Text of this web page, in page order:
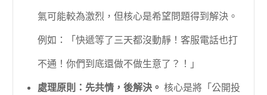
氣可能較為激烈，但核心是希望問題得到解決。
例如：「快遞等了三天都沒動靜！客服電話也打
不通！你們到底還做不做生意了？！」
處理原則：先共情，後解決。 核心是將「公開投